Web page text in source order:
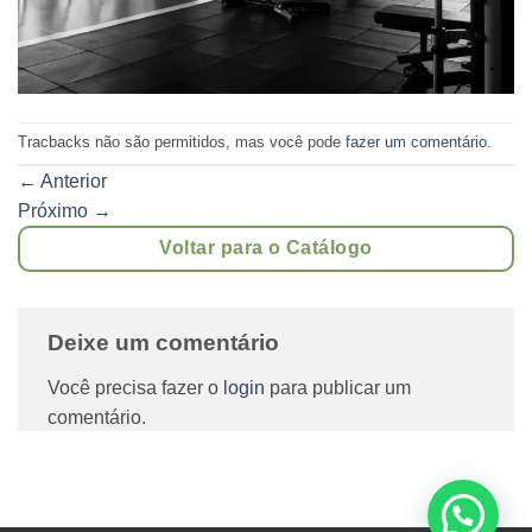
Tracbacks não são permitidos, mas você pode fazer um comentário.
← Anterior
Próximo →
Voltar para o Catálogo
Deixe um comentário
Você precisa fazer o login para publicar um
comentário.